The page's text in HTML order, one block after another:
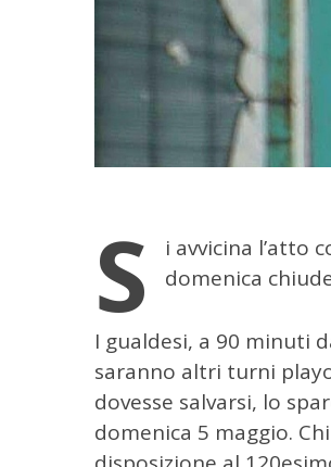
S i avvicina l’atto
domenica
I gualdesi, a 90 minuti
saranno altri turni
dovesse salvarsi, lo
domenica 5 maggio.